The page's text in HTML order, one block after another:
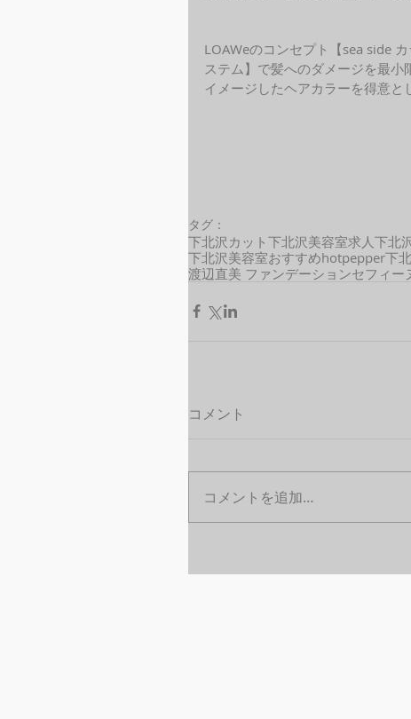
LOAWeのコンセプト【sea side
ステム】で髪へのダメージを最
イメージしたヘアカラーを得意と
タグ：
下北沢カット 下北沢美容室求人 下北
下北沢美容室おすすめhotpepper下
渡辺直美 ファンデーションセフィー
コメント
コメントを追加…